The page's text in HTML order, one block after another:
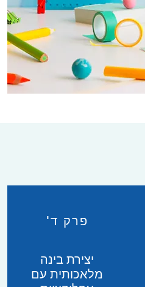
פרק ד'
יצירת בינה
מלאכותית עם